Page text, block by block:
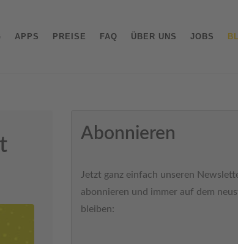
APPS PREISE FAQ ÜBER UNS JOBS
Abonnieren
Jetzt ganz einfach unseren
abonnieren und immer auf dem
bleiben: